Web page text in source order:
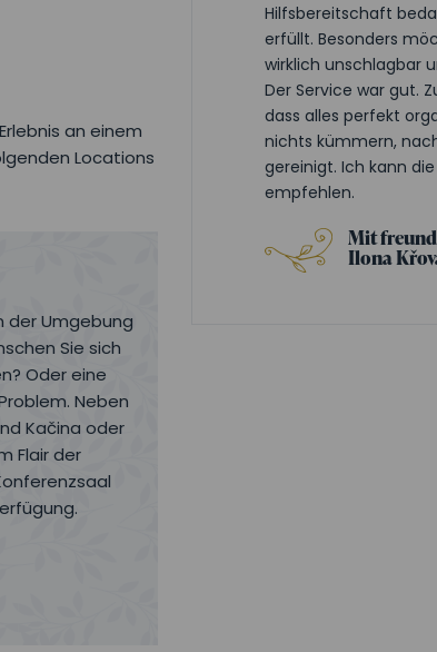
an einem
Locations
der Umgebung
Sie sich
Oder eine
Neben
Kačina oder
Flair der
Hilfsbereitschaft
erfüllt. Besonders
wirklich unschlagbar
Der Service war gut.
dass alles perfekt
nichts kümmern,
gereinigt. Ich kann
empfehlen.
Mit
Ilona